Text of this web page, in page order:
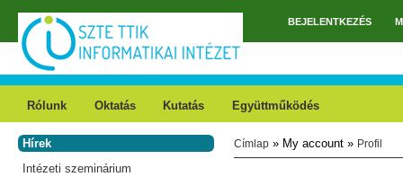
Ugrás a tartalomra
FőmenüBEJELENTKEZÉS
Rólunk Oktatás Kutatás Együttműködés
Jelenlegi hely
Címlap » My account » Profil
Hírek
Intézeti szeminárium